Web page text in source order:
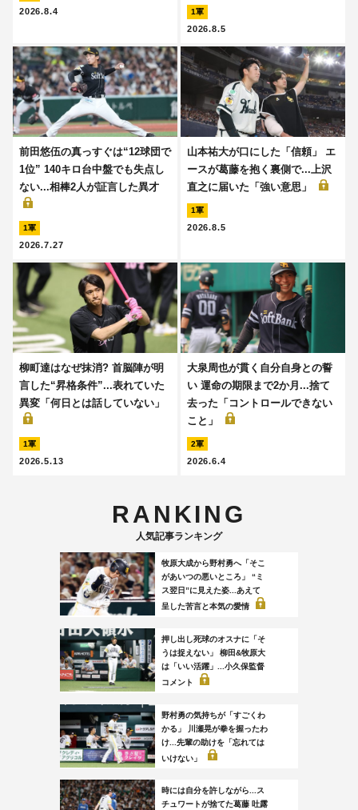
2026.8.4 1軍
2026.8.5
前田悠伍の真っすぐは“12球団で
1位” 140キロ台中盤でも失点し
ない...相棒2人が証言した異才
1軍
2026.7.27
山本祐大が口にした「信頼」 エ
ースが葛藤を抱く裏側で...上沢
直之に届いた「強い意思」
1軍
2026.8.5
柳町達はなぜ抹消? 首脳陣が明
言した“昇格条件”...表れていた
異変「何日とは話していない」
1軍
2026.5.13
大泉周也が貫く自分自身との誓
い 運命の期限まで2か月...捨て
去った「コントロールできない
こと」
2軍
2026.6.4
RANKING
人気記事ランキング
牧原大成から野村勇へ「そこ
があいつの悪いところ」 “ミ
ス翌日”に見えた姿...あえて
呈した苦言と本気の愛情
押し出し死球のオスナに「そ
うは捉えない」 柳田&牧原大
は「いい活躍」...小久保監督
コメント
野村勇の気持ちが「すごくわ
かる」 川瀬晃が拳を握ったわ
け...先輩の助けを「忘れては
いけない」
時には自分を許しながら...ス
チュワートが捨てた葛藤 吐露